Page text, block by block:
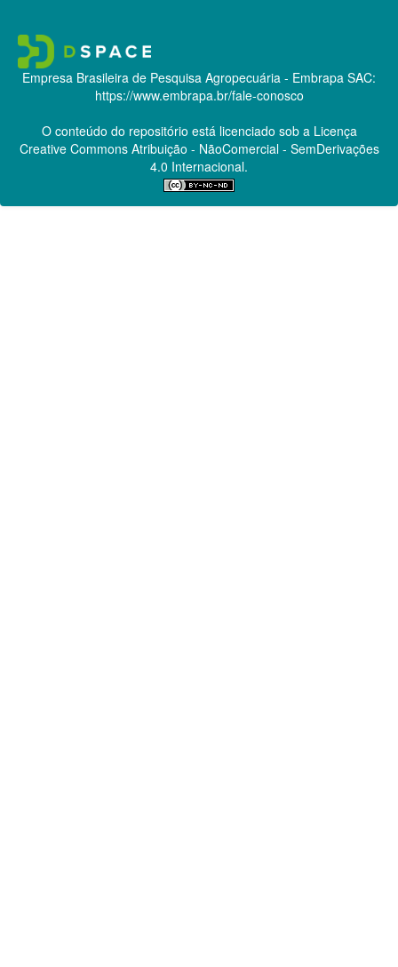
Empresa Brasileira de Pesquisa Agropecuária - Embrapa SAC:
https://www.embrapa.br/fale-conosco
O conteúdo do repositório está licenciado sob a Licença
Creative CommonsAtribuição - NãoComercial - SemDerivações
4.0 Internacional.